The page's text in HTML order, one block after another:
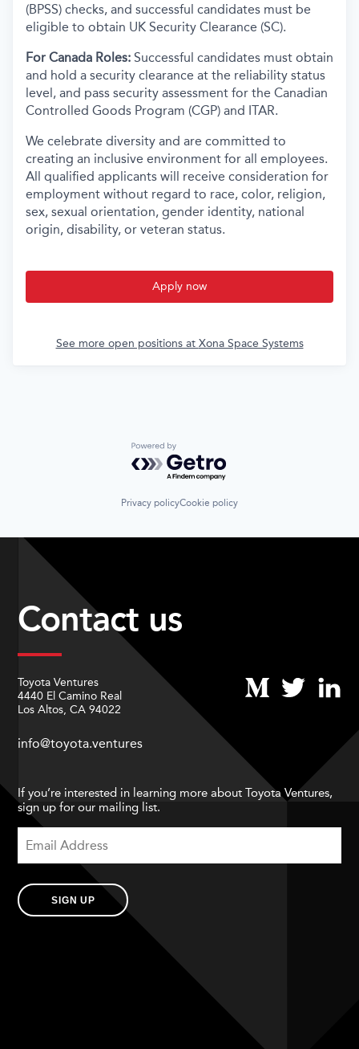
(BPSS) checks, and successful candidates must be
eligible to obtain UK Security Clearance (SC).
For Canada Roles: Successful candidates must obtain
and hold a security clearance at the reliability status
level, and pass security assessment for the Canadian
Controlled Goods Program (CGP) and ITAR.
We celebrate diversity and are committed to
creating an inclusive environment for all employees.
All qualified applicants will receive consideration for
employment without regard to race, color, religion,
sex, sexual orientation, gender identity, national
origin, disability, or veteran status.
Apply now
See more open positions at Xona Space Systems
Powered by Getro.com
Privacy policyCookie policy
Contact us
Toyota Ventures
4440 El Camino Real
Los Altos, CA 94022
info@toyota.ventures
If you’re interested in learning more about Toyota Ventures,
sign up for our mailing list.
SIGN UP